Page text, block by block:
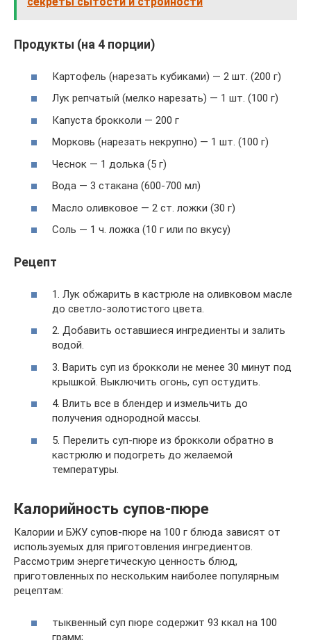
Продукты (на 4 порции)
Картофель (нарезать кубиками) — 2 шт. (200 г)
Лук репчатый (мелко нарезать) — 1 шт. (100 г)
Капуста брокколи — 200 г
Морковь (нарезать некрупно) — 1 шт. (100 г)
Чеснок — 1 долька (5 г)
Вода — 3 стакана (600-700 мл)
Масло оливковое — 2 ст. ложки (30 г)
Соль — 1 ч. ложка (10 г или по вкусу)
Рецепт
1. Лук обжарить в кастрюле на оливковом масле
до светло-золотистого цвета.
2. Добавить оставшиеся ингредиенты и залить
водой.
3. Варить суп из брокколи не менее 30 минут под
крышкой. Выключить огонь, суп остудить.
4. Влить все в блендер и измельчить до
получения однородной массы.
5. Перелить суп-пюре из брокколи обратно в
кастрюлю и подогреть до желаемой
температуры.
Калорийность супов-пюре
Калории и БЖУ супов-пюре на 100 г блюда зависят от
используемых для приготовления ингредиентов.
Рассмотрим энергетическую ценность блюд,
приготовленных по нескольким наиболее популярным
рецептам:
тыквенный суп пюре содержит 93 ккал на 100
грамм;